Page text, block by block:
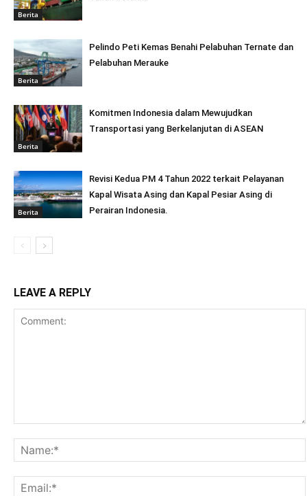
Berita
Berita
Pelindo Peti Kemas Benahi Pelabuhan Ternate dan
Pelabuhan Merauke
Berita
Komitmen Indonesia dalam Mewujudkan
Transportasi yang Berkelanjutan di ASEAN
Berita
Revisi Kedua PM 4 Tahun 2022 terkait Pelayanan
Kapal Wisata Asing dan Kapal Pesiar Asing di
Perairan Indonesia.
LEAVE A REPLY